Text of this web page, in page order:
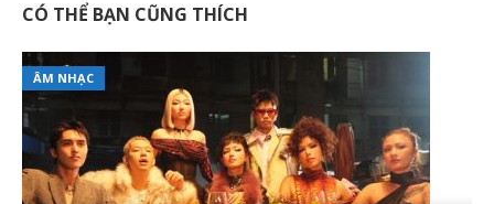
CÓ THỂ BẠN CŨNG THÍCH
ÂM NHẠC